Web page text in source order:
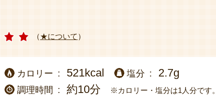
（★について ）
カロリー 521kcal 塩分 2.7g
調理時間 約10分 ※カロリー・塩分は1人分です。